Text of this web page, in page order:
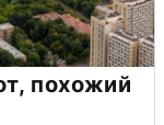
похожий